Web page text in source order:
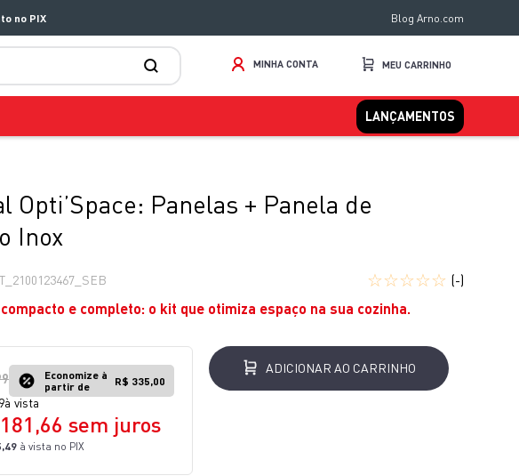
no PIX Blog Arno.com
MINHA CONTA
LANÇAMENTOS
Opti’Space: Panelas + Panela de
Inox
☆☆☆☆☆ (-)
e completo: o kit que otimiza espaço na sua cozinha.
Economize à
partir de
R$ 335,00
à vista
181 ,66 sem juros
à vista no PIX
ADICIONAR AO CARRINHO